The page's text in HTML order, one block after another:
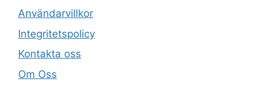
Användarvillkor
Integritetspolicy
Kontakta oss
Om Oss